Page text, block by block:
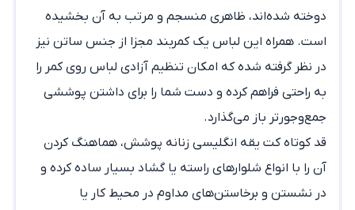
دوخته شده‌اند، ظاهری منسجم و مرتب به آن بخشیده
است. همراه این لباس یک کمربند مجزا از جنس ساتن نیز
در نظر گرفته شده که امکان تنظیم آزادی لباس روی کمر را
به راحتی فراهم کرده و دست شما را برای داشتن پوششی
جمع‌وجورتر باز می‌گذارد.
قد کوتاهکت یقه انگلیسی زنانه پوشش، هماهنگ کردن
آن را با انواع شلوارهای راسته یا گشاد بسیار ساده کرده و
در نشستن و برخاستن‌های مداوم در محیط کار یا